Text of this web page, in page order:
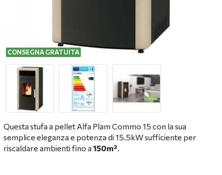
CONSEGNA GRATUITA
Questa stufa a pellet Alfa Plam Commo 15 con la sua
semplice eleganza e potenza di 15.5kW sufficiente per
riscaldare ambienti fino a 150m².